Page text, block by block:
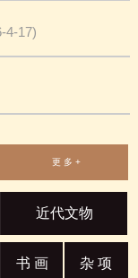
4-17)
更 多 +
近代文物
书 画 杂 项